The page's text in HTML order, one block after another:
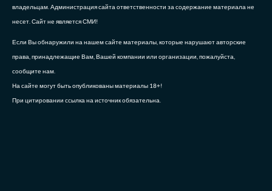
владельцам. Администрация сайта ответственности за содержание материала не
несет. Сайт не является СМИ!
Если Вы обнаружили на нашем сайте материалы, которые нарушают авторские
права, принадлежащие Вам, Вашей компании или организации, пожалуйста,
сообщите нам.
На сайте могут быть опубликованы материалы 18+!
При цитировании ссылка на источник обязательна.